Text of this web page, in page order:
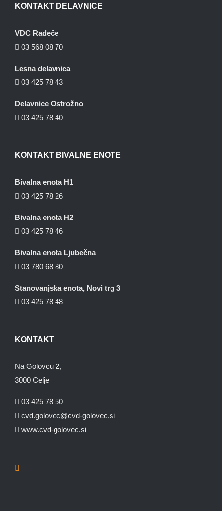
KONTAKT DELAVNICE
VDC Radeče
03 568 08 70
Lesna delavnica
03 425 78 43
Delavnice Ostrožno
03 425 78 40
KONTAKT BIVALNE ENOTE
Bivalna enota H1
03 425 78 26
Bivalna enota H2
03 425 78 46
Bivalna enota Ljubečna
03 780 68 80
Stanovanjska enota, Novi trg 3
03 425 78 48
KONTAKT
Na Golovcu 2,
3000 Celje
03 425 78 50
cvd.golovec@cvd-golovec.si
www.cvd-golovec.si